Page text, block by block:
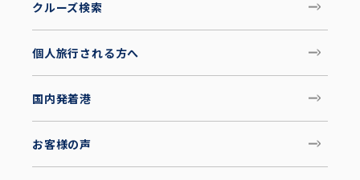
クルーズ検索
個人旅行される方へ
国内発着港
お客様の声